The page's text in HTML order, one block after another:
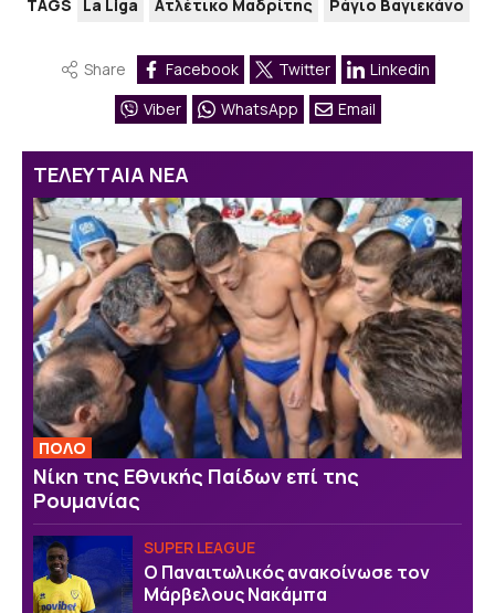
TAGS La Liga Ατλέτικο Μαδρίτης Ράγιο Βαγιεκάνο
Share Facebook Twitter
Linkedin
Viber
WhatsApp Email
ΤΕΛΕΥΤΑΙΑ ΝΕΑ
ΠΟΛΟ
Νίκη της Εθνικής Παίδων επί της
Ρουμανίας
SUPER LEAGUE
Ο Παναιτωλικός ανακοίνωσε τον
Μάρβελους Νακάμπα